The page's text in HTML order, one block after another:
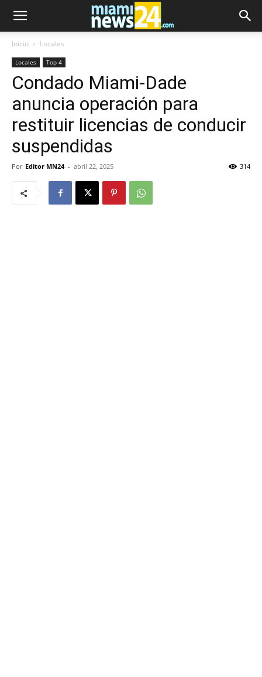
Inicio Locales
Locales Top 4
Condado Miami-Dade
anuncia operación para
restituir licencias de conducir
suspendidas
Por Editor MN24 - abril 22, 2025 314